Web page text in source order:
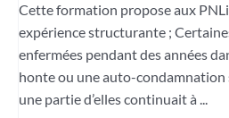
Cette formation propose aux
expérience structurante ;
enfermées pendant des années
honte ou une auto-condamnation
une partie d’elles continuait à ...